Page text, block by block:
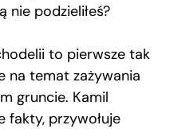
nie podzieliłeś?
to pierwsze tak
na temat zażywania
gruncie. Kamil
fakty, przywołuje